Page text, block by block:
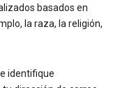
basados en
la raza, la religión,
identifique